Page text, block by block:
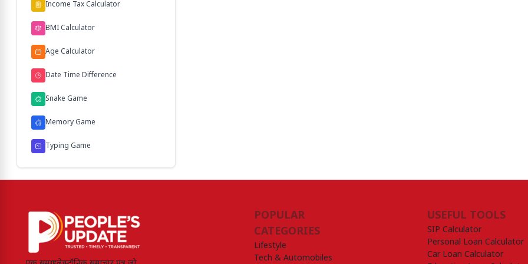
Income Tax Calculator
BMI Calculator
Age Calculator
Date Time Difference
Snake Game
Memory Game
Typing Game
POPULAR
CATEGORIES
Lifestyle
Tech & Automobiles
USEFUL TOOLS
SIP Calculator
Personal Loan Calculator
Car Loan Calculator